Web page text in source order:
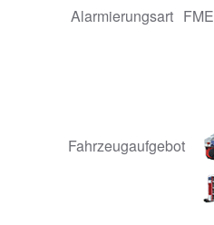
Alarmierungsart FME
Fahrzeugaufgebot